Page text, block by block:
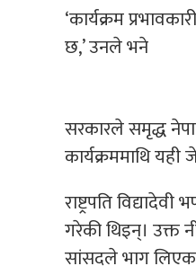
‘कार्यक्रम
छ,’ उनले भने
सरकारले समृद्ध
कार्यक्रममाथि
राष्ट्रपति
गरेकी थिइन्। उक्त
सांसदले भाग